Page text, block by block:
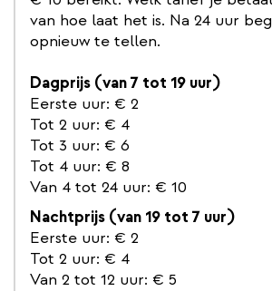
van hoe laat het is. Na 24 uur
opnieuw te tellen.
Dagprijs (van 7 tot 19 uur)
Eerste uur: € 2
Tot 2 uur: € 4
Tot 3 uur: € 6
Tot 4 uur: € 8
Van 4 tot 24 uur: € 10
Nachtprijs (van 19 tot 7 uur)
Eerste uur: € 2
Tot 2 uur: € 4
Van 2 tot 12 uur: € 5